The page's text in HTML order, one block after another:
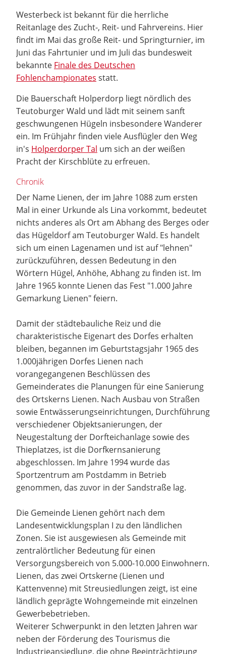
Westerbeck ist bekannt für die herrliche
Reitanlage des Zucht-, Reit- und Fahrvereins. Hier
findt im Mai das große Reit- und Springturnier, im
Juni das Fahrtunier und im Juli das bundesweit
bekannte Finale des Deutschen
Fohlenchampionates statt.
Die Bauerschaft Holperdorp liegt nördlich des
Teutoburger Wald und lädt mit seinem sanft
geschwungenen Hügeln insbesondere Wanderer
ein. Im Frühjahr finden viele Ausflügler den Weg
in's Holperdorper Tal um sich an der weißen
Pracht der Kirschblüte zu erfreuen.
Chronik
Der Name Lienen, der im Jahre 1088 zum ersten
Mal in einer Urkunde als Lina vorkommt, bedeutet
nichts anderes als Ort am Abhang des Berges oder
das Hügeldorf am Teutoburger Wald. Es handelt
sich um einen Lagenamen und ist auf "lehnen"
zurückzuführen, dessen Bedeutung in den
Wörtern Hügel, Anhöhe, Abhang zu finden ist. Im
Jahre 1965 konnte Lienen das Fest "1.000 Jahre
Gemarkung Lienen" feiern.
Damit der städtebauliche Reiz und die
charakteristische Eigenart des Dorfes erhalten
bleiben, begannen im Geburtstagsjahr 1965 des
1.000jährigen Dorfes Lienen nach
vorangegangenen Beschlüssen des
Gemeinderates die Planungen für eine Sanierung
des Ortskerns Lienen. Nach Ausbau von Straßen
sowie Entwässerungseinrichtungen, Durchführung
verschiedener Objektsanierungen, der
Neugestaltung der Dorfteichanlage sowie des
Thieplatzes, ist die Dorfkernsanierung
abgeschlossen. Im Jahre 1994 wurde das
Sportzentrum am Postdamm in Betrieb
genommen, das zuvor in der Sandstraße lag.
Die Gemeinde Lienen gehört nach dem
Landesentwicklungsplan I zu den ländlichen
Zonen. Sie ist ausgewiesen als Gemeinde mit
zentralörtlicher Bedeutung für einen
Versorgungsbereich von 5.000-10.000 Einwohnern.
Lienen, das zwei Ortskerne (Lienen und
Kattenvenne) mit Streusiedlungen zeigt, ist eine
ländlich geprägte Wohngemeinde mit einzelnen
Gewerbebetrieben.
Weiterer Schwerpunkt in den letzten Jahren war
neben der Förderung des Tourismus die
Industrieansiedlung, die ohne Beeinträchtigung